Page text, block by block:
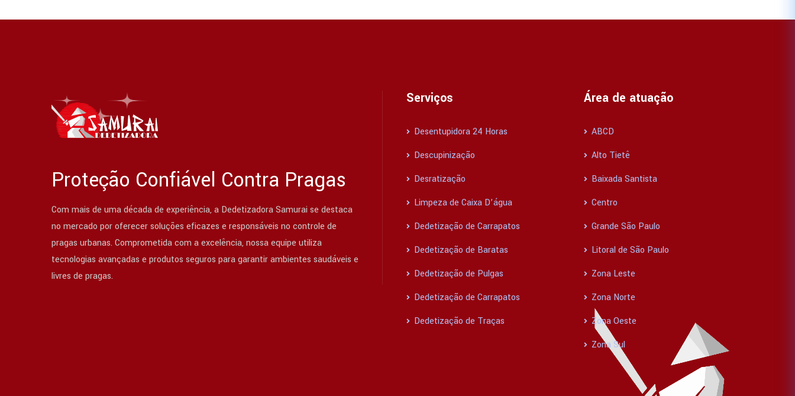
Proteção Confiável Contra Pragas
Com mais de uma década de experiência, a Dedetizadora Samurai se destaca
no mercado por oferecer soluções eficazes e responsáveis no controle de
pragas urbanas. Comprometida com a excelência, nossa equipe utiliza
tecnologias avançadas e produtos seguros para garantir ambientes saudáveis e
livres de pragas.
Serviços
Desentupidora 24 Horas
Descupinização
Desratização
Limpeza de Caixa D’água
Dedetização de Carrapatos
Dedetização de Baratas
Dedetização de Pulgas
Dedetização de Carrapatos
Dedetização de Traças
Área de atuação
ABCD
Alto Tietê
Baixada Santista
Centro
Grande São Paulo
Litoral de São Paulo
Zona Leste
Zona Norte
Zona Oeste
Zona Sul